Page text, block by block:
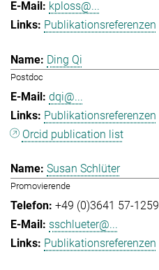
kploss@...
Publikationsreferenzen
Ding Qi
Postdoc
dqi@...
Publikationsreferenzen
Orcid publication list
Susan Schlüter
Promovierende
+49 (0)3641 57-1259
sschlueter@...
Publikationsreferenzen